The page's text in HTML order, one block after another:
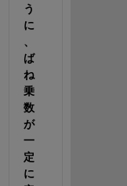
う
に
、
ば
ね
乗
数
が
一
定
に